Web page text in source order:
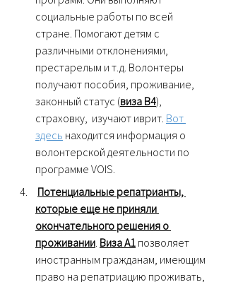
социальные работы по всей
стране. Помогают детям с
различными отклонениями,
престарелым и т.д. Волонтеры
получают пособия, проживание,
законный статус (виза В4),
страховку,  изучают иврит. Вот
здесь находится информация о
волонтерской деятельности по
программе VOIS.
Потенциальные репатрианты,
которые еще не приняли
окончательного решения о
проживании Виза А1 позволяет
иностранным гражданам, имеющим
право на репатриацию проживать,